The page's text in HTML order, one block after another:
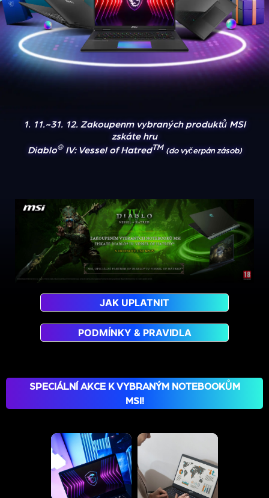
1. 11.~31. 12. Zakoupením vybraných produktů MSI
získáte hru
Diablo®IV: Vessel of HatredTM (do vyčerpání zásob)
JAK UPLATNIT
PODMÍNKY & PRAVIDLA
SPECIÁLNÍ AKCE K VYBRANÝM NOTEBOOKŮM
MSI!